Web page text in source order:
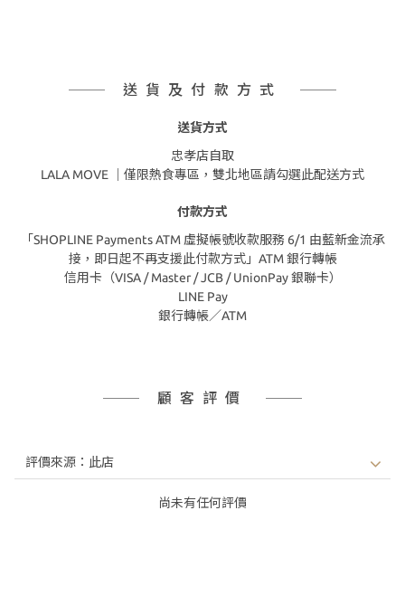
送貨及付款方式
送貨方式
忠孝店自取
LALA MOVE ｜僅限熱食專區，雙北地區請勾選此配送方式
付款方式
「SHOPLINE Payments ATM 虛擬帳號收款服務 6/1 由藍新金流承
接，即日起不再支援此付款方式」ATM 銀行轉帳
信用卡（VISA / Master / JCB / UnionPay 銀聯卡）
LINE Pay
銀行轉帳／ATM
顧客評價
尚未有任何評價